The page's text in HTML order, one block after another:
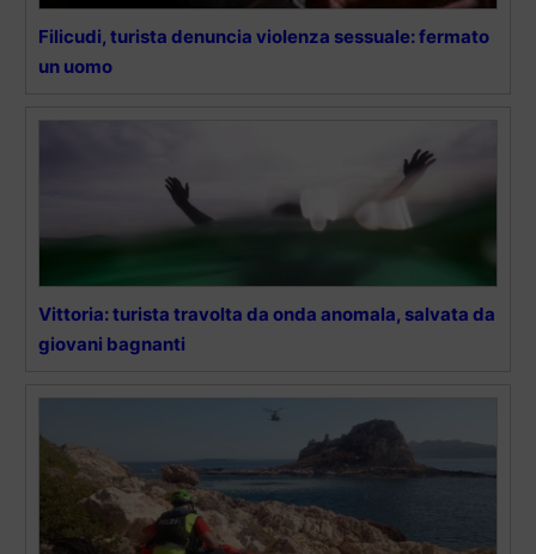
Filicudi, turista denuncia violenza sessuale: fermato
un uomo
Vittoria: turista travolta da onda anomala, salvata da
giovani bagnanti